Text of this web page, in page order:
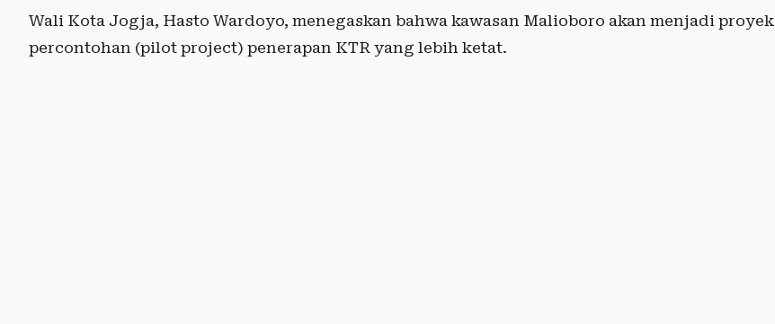
Wali Kota Jogja, Hasto Wardoyo, menegaskan bahwa kawasan Malioboro akan menjadi proyek
percontohan (pilot project) penerapan KTR yang lebih ketat.